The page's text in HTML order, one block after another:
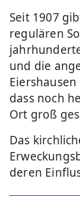
Seit 1907
regulären
und die
dass noch
Ort groß
Das
deren